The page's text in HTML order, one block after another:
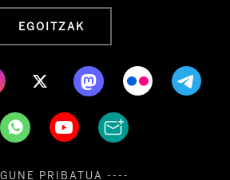
EGOITZAK
PRIBATUA ----